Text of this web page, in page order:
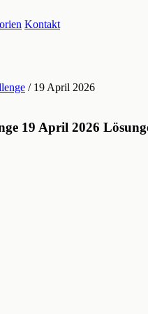
Kontakt
/ 19 April 2026
19 April 2026